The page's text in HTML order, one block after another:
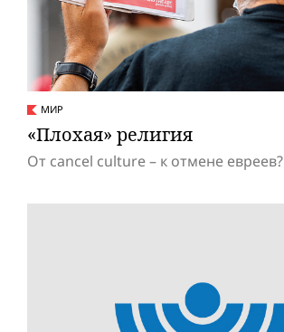
МИР
«Плохая» религия
От cancel culture – к отмене евреев?